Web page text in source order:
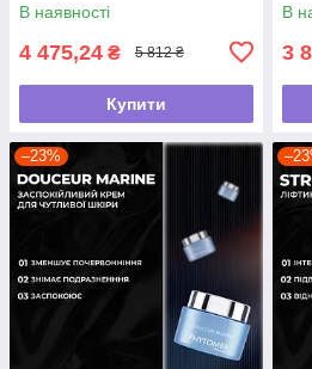
В наявності
4 475,24 ₴ 5 812 ₴
Купити
В
3
–23%